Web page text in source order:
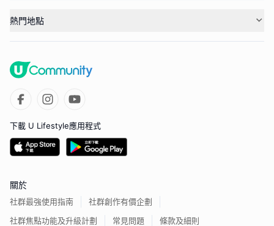
熱門地點
下載 U Lifestyle應用程式
關於
社群最強使用指南
社群創作有價企劃
社群焦點功能及升級計劃
常見問題 條款及細則